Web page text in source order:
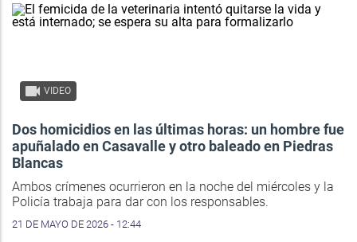
VIDEO
Dos homicidios en las últimas horas: un hombre fue
apuñalado en Casavalle y otro baleado en Piedras
Blancas
Ambos crímenes ocurrieron en la noche del miércoles y la
Policía trabaja para dar con los responsables.
21 DE MAYO DE 2026 - 12:44